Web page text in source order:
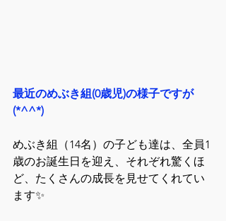
最近のめぶき組(0歳児)の様子ですが
(*^^*)
めぶき組（14名）の子ども達は、全員1
歳のお誕生日を迎え、それぞれ驚くほ
ど、たくさんの成長を見せてくれてい
ます✨